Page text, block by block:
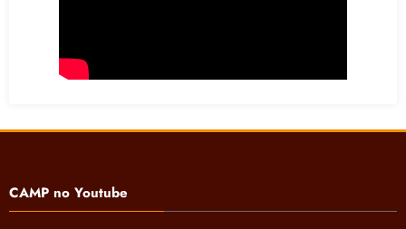
CAMP no Youtube